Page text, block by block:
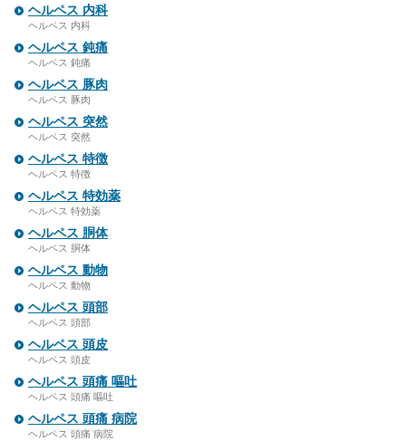
ヘルペス 内科
ヘルペス 内科
ヘルペス 鈍痛
ヘルペス 鈍痛
ヘルペス 豚肉
ヘルペス 豚肉
ヘルペス 突然
ヘルペス 突然
ヘルペス 特徴
ヘルペス 特徴
ヘルペス 特効薬
ヘルペス 特効薬
ヘルペス 胴体
ヘルペス 胴体
ヘルペス 動物
ヘルペス 動物
ヘルペス 頭部
ヘルペス 頭部
ヘルペス 頭皮
ヘルペス 頭皮
ヘルペス 頭痛 嘔吐
ヘルペス 頭痛 嘔吐
ヘルペス 頭痛 病院
ヘルペス 頭痛 病院